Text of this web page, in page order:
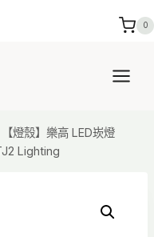
0
【燈殼】樂高 LED崁燈
Lighting